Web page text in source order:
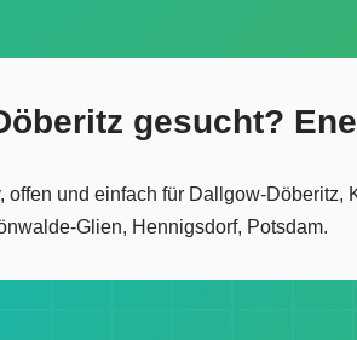
gesucht?
und einfach für Dallgow-
Glien, Hennigsdorf, Potsdam.